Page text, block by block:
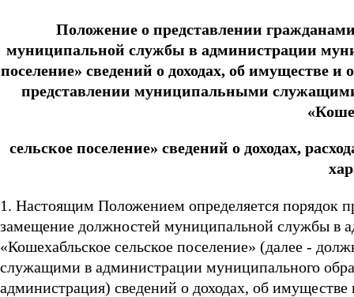
Положение о представлении
муниципальной службы в администрации
поселение» сведений о доходах, об имуществе и
представлении муниципальными
сельское поселение» сведений о доходах,
1. Настоящим Положением определяется порядок
замещение должностей муниципальной службы в
«Кошехабльское сельское поселение» (далее -
служащими в администрации муниципального
администрация) сведений о доходах, об имуществе